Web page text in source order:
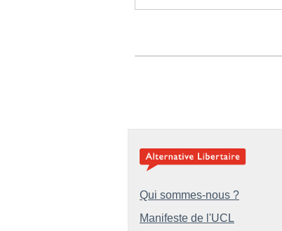
Qui sommes-nous ?
Manifeste de l'UCL